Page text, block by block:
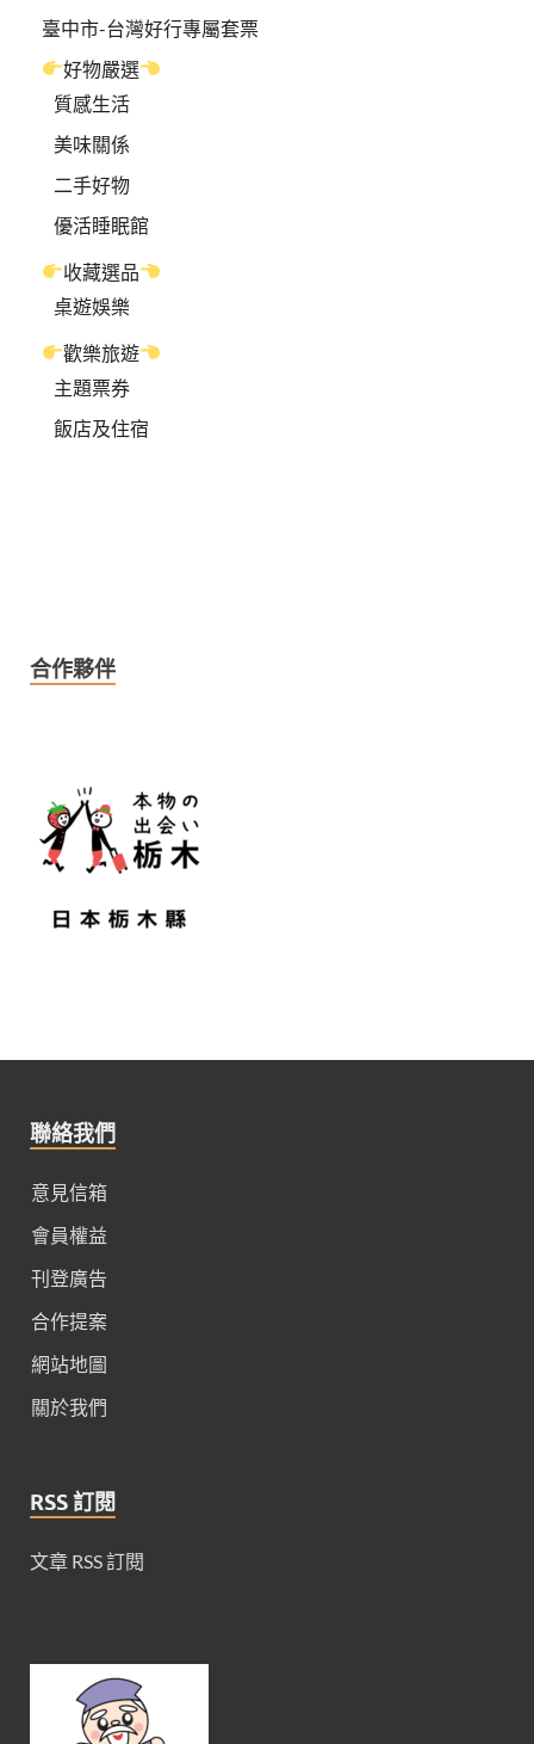
臺中市-台灣好行專屬套票
好物嚴選
質感生活
美味關係
二手好物
優活睡眠館
收藏選品
桌遊娛樂
歡樂旅遊
主題票券
飯店及住宿
合作夥伴
聯絡我們
意見信箱
會員權益
刊登廣告
合作提案
網站地圖
關於我們
RSS 訂閱
文章 RSS 訂閱